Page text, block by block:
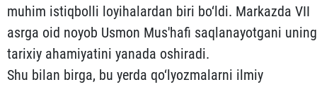
muhim istiqbolli loyihalardan biri bo‘ldi. Markazda VII
asrga oid noyob Usmon Mus'hafi saqlanayotgani uning
tarixiy ahamiyatini yanada oshiradi.
Shu bilan birga, bu yerda qo‘lyozmalarni ilmiy